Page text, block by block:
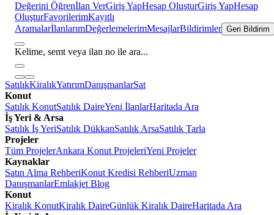
Değerini Öğrenİlan VerGiriş YapHesap OluşturGiriş YapHesap
OluşturFavorilerimKayıtlı
AramalarİlanlarımDeğerlemelerimMesajlarBildirimler Geri Bildirim
Kelime, semt veya ilan no ile ara...
SatılıkKiralıkYatırımDanışmanlarSat
Konut
Satılık KonutSatılık DaireYeni İlanlarHaritada Ara
İş Yeri & Arsa
Satılık İş YeriSatılık DükkanSatılık ArsaSatılık Tarla
Projeler
Tüm ProjelerAnkara Konut ProjeleriYeni Projeler
Kaynaklar
Satın Alma RehberiKonut Kredisi RehberiUzman
DanışmanlarEmlakjet Blog
Konut
Kiralık KonutKiralık DaireGünlük Kiralık DaireHaritada Ara